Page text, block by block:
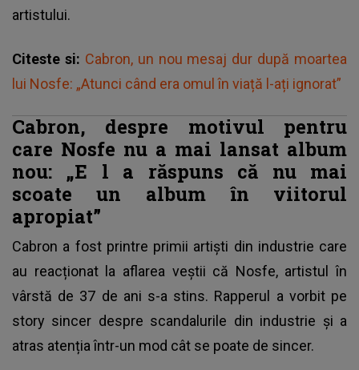
artistului.
Citeste si: Cabron, un nou mesaj dur după moartea
lui Nosfe: „Atunci când era omul în viață l-ați ignorat”
Cabron, despre motivul pentru
care Nosfe nu a mai lansat album
nou: „E l a răspuns că nu mai
scoate un album în viitorul
apropiat”
Cabron a fost printre primii artiști din industrie care
au reacționat la aflarea veștii că Nosfe, artistul în
vârstă de 37 de ani s-a stins. Rapperul a vorbit pe
story sincer despre scandalurile din industrie și a
atras atenția într-un mod cât se poate de sincer.